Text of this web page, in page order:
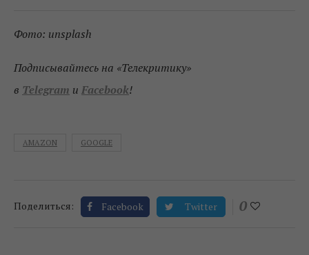
Фото: unsplash
Подписывайтесь на «Телекритику»
в Telegram и Facebook!
AMAZON GOOGLE
Поделиться: Facebook Twitter 0